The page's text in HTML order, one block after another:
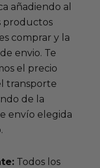
añadiendo al
productos
comprar y la
envio. Te
el precio
transporte
de la
envío elegida
Todos los